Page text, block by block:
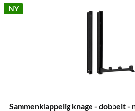
NY
Sammenklappelig knage - dobbelt -